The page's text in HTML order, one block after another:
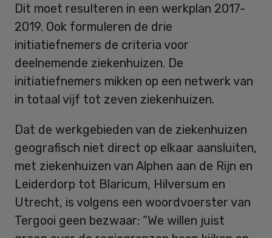
Dit moet resulteren in een werkplan 2017-
2019. Ook formuleren de drie
initiatiefnemers de criteria voor
deelnemende ziekenhuizen. De
initiatiefnemers mikken op een netwerk van
in totaal vijf tot zeven ziekenhuizen.
Dat de werkgebieden van de ziekenhuizen
geografisch niet direct op elkaar aansluiten,
met ziekenhuizen van Alphen aan de Rijn en
Leiderdorp tot Blaricum, Hilversum en
Utrecht, is volgens een woordvoerster van
Tergooi geen bezwaar: “We willen juist